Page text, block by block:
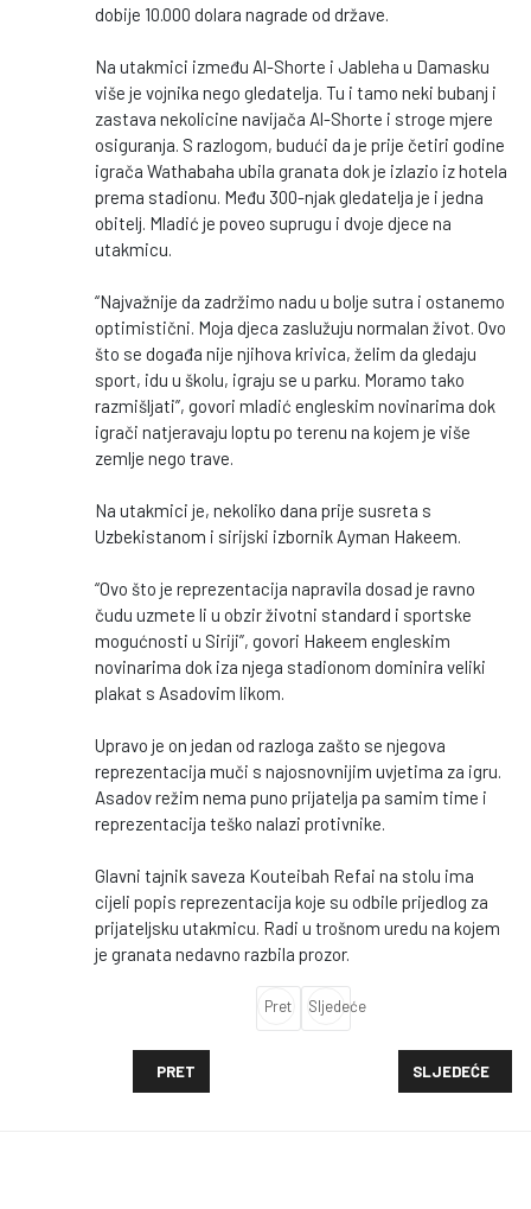
dobije 10.000 dolara nagrade od države.
Na utakmici između Al-Shorte i Jableha u Damasku
više je vojnika nego gledatelja. Tu i tamo neki bubanj i
zastava nekolicine navijača Al-Shorte i stroge mjere
osiguranja. S razlogom, budući da je prije četiri godine
igrača Wathabaha ubila granata dok je izlazio iz hotela
prema stadionu. Među 300-njak gledatelja je i jedna
obitelj. Mladić je poveo suprugu i dvoje djece na
utakmicu.
“Najvažnije da zadržimo nadu u bolje sutra i ostanemo
optimistični. Moja djeca zaslužuju normalan život. Ovo
što se događa nije njihova krivica, želim da gledaju
sport, idu u školu, igraju se u parku. Moramo tako
razmišljati”, govori mladić engleskim novinarima dok
igrači natjeravaju loptu po terenu na kojem je više
zemlje nego trave.
Na utakmici je, nekoliko dana prije susreta s
Uzbekistanom i sirijski izbornik Ayman Hakeem.
“Ovo što je reprezentacija napravila dosad je ravno
čudu uzmete li u obzir životni standard i sportske
mogućnosti u Siriji”, govori Hakeem engleskim
novinarima dok iza njega stadionom dominira veliki
plakat s Asadovim likom.
Upravo je on jedan od razloga zašto se njegova
reprezentacija muči s najosnovnijim uvjetima za igru.
Asadov režim nema puno prijatelja pa samim time i
reprezentacija teško nalazi protivnike.
Glavni tajnik saveza Kouteibah Refai na stolu ima
cijeli popis reprezentacija koje su odbile prijedlog za
prijateljsku utakmicu. Radi u trošnom uredu na kojem
je granata nedavno razbila prozor.
Pret Sljedeće
PRETHODNI ČLANAK: TVRTKA KOJA JE PRVA U
PRET SLJEDEĆI
SLJEDEĆE